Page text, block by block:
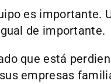
es importante.
de importante.
que está
empresas